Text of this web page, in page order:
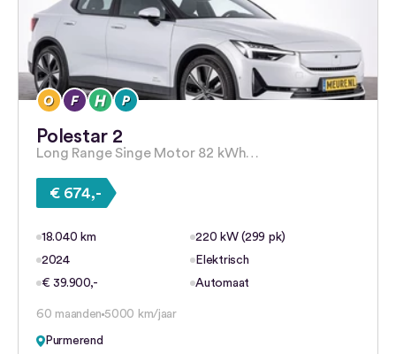
Polestar 2
Long Range Singe Motor 82 kWh…
€ 674,-
18.040 km
220 kW (299 pk)
2024
Elektrisch
€ 39.900,-
Automaat
60 maanden 5000 km/jaar
Purmerend